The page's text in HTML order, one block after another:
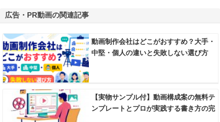
広告・PR動画の関連記事
動画制作会社はどこがおすすめ？大手・
中堅・個人の違いと失敗しない選び方
【実物サンプル付】動画構成案の無料テ
ンプレートとプロが実践する書き方の完